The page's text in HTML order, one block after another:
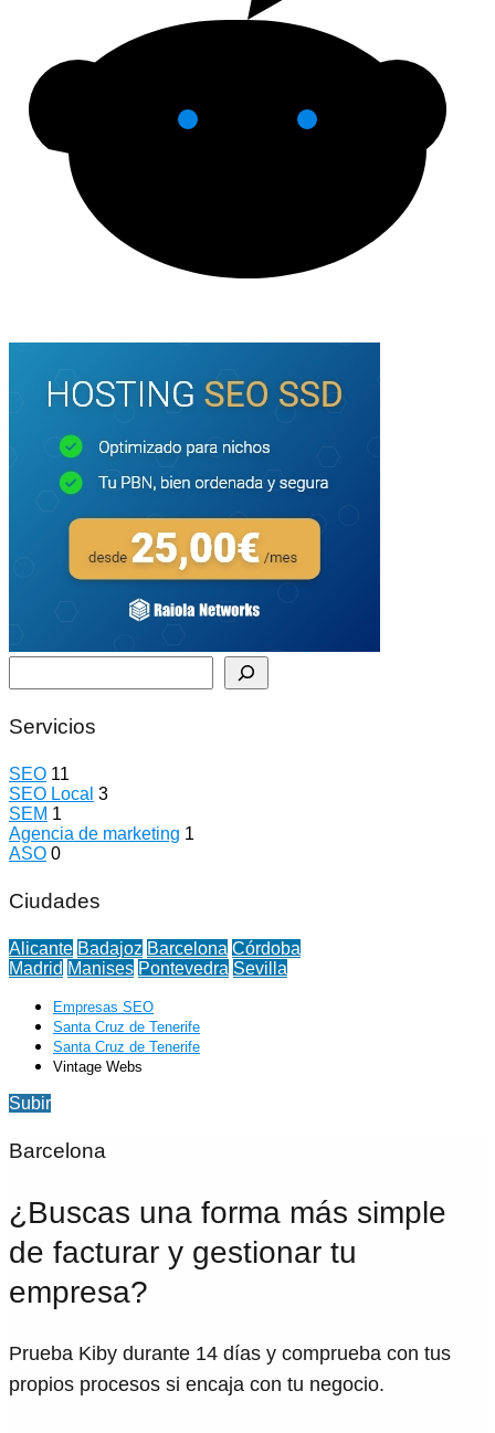
Servicios
SEO 11
SEO Local 3
SEM 1
Agencia de marketing 1
ASO 0
Ciudades
Alicante Badajoz Barcelona Córdoba
Madrid Manises Pontevedra Sevilla
Empresas SEO
Santa Cruz de Tenerife
Santa Cruz de Tenerife
Vintage Webs
Subir
Barcelona
¿Buscas una forma más simple
de facturar y gestionar tu
empresa?
Prueba Kiby durante 14 días y comprueba con tus
propios procesos si encaja con tu negocio.